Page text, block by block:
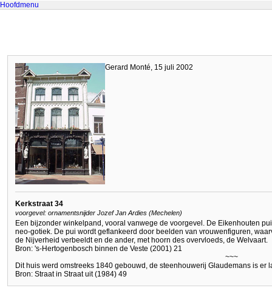
Hoofdmenu
Gerard Monté, 15 juli 2002
Kerkstraat 34
voorgevel: ornamentsnijder Jozef Jan Ardies (Mechelen)
Een bijzonder winkelpand, vooral vanwege de voorgevel. De Eikenhouten
neo-gotiek. De pui wordt geflankeerd door beelden van vrouwenfiguren,
de Nijverheid verbeeldt en de ander, met hoorn des overvloeds, de Welvaart.
Bron: 's-Hertogenbosch binnen de Veste (2001) 21
~~~
Dit huis werd omstreeks 1840 gebouwd, de steenhouwerij Glaudemans is er
Bron: Straat in Straat uit (1984) 49